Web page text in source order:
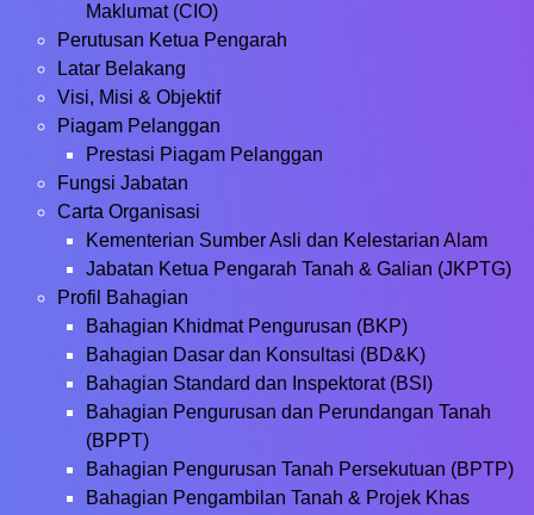
Maklumat (CIO)
Perutusan Ketua Pengarah
Latar Belakang
Visi, Misi & Objektif
Piagam Pelanggan
Prestasi Piagam Pelanggan
Fungsi Jabatan
Carta Organisasi
Kementerian Sumber Asli dan Kelestarian Alam
Jabatan Ketua Pengarah Tanah & Galian (JKPTG)
Profil Bahagian
Bahagian Khidmat Pengurusan (BKP)
Bahagian Dasar dan Konsultasi (BD&K)
Bahagian Standard dan Inspektorat (BSI)
Bahagian Pengurusan dan Perundangan Tanah
(BPPT)
Bahagian Pengurusan Tanah Persekutuan (BPTP)
Bahagian Pengambilan Tanah & Projek Khas